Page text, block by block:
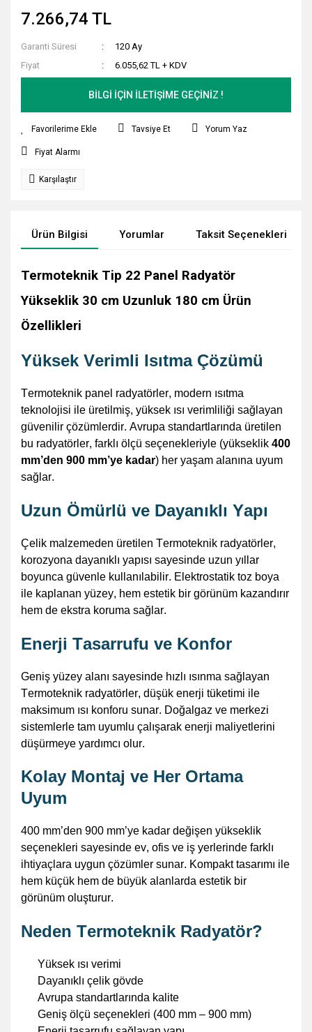
7.266,74 TL
Garanti Süresi
120 Ay
Fiyat
6.055,62 TL + KDV
BİLGİ İÇİN İLETİŞİME GEÇİNİZ !
Tavsiye Et Yorum Yaz
Fiyat Alarmı
Karşılaştır
Ürün Bilgisi Yorumlar Taksit Seçenekleri
Termoteknik Tip 22 Panel Radyatör
Yükseklik 30 cm Uzunluk 180 cm Ürün
Özellikleri
Yüksek Verimli Isıtma Çözümü
Termoteknik panel radyatörler, modern ısıtma
teknolojisi ile üretilmiş, yüksek ısı verimliliği sağlayan
güvenilir çözümlerdir. Avrupa standartlarında üretilen
bu radyatörler, farklı ölçü seçenekleriyle (yükseklik 400
mm’den 900 mm’ye kadar) her yaşam alanına uyum
sağlar.
Uzun Ömürlü ve Dayanıklı Yapı
Çelik malzemeden üretilen Termoteknik radyatörler,
korozyona dayanıklı yapısı sayesinde uzun yıllar
boyunca güvenle kullanılabilir. Elektrostatik toz boya
ile kaplanan yüzey, hem estetik bir görünüm kazandırır
hem de ekstra koruma sağlar.
Enerji Tasarrufu ve Konfor
Geniş yüzey alanı sayesinde hızlı ısınma sağlayan
Termoteknik radyatörler, düşük enerji tüketimi ile
maksimum ısı konforu sunar. Doğalgaz ve merkezi
sistemlerle tam uyumlu çalışarak enerji maliyetlerini
düşürmeye yardımcı olur.
Kolay Montaj ve Her Ortama
Uyum
400 mm’den 900 mm’ye kadar değişen yükseklik
seçenekleri sayesinde ev, ofis ve iş yerlerinde farklı
ihtiyaçlara uygun çözümler sunar. Kompakt tasarımı ile
hem küçük hem de büyük alanlarda estetik bir
görünüm oluşturur.
Neden Termoteknik Radyatör?
Yüksek ısı verimi
Dayanıklı çelik gövde
Avrupa standartlarında kalite
Geniş ölçü seçenekleri (400 mm – 900 mm)